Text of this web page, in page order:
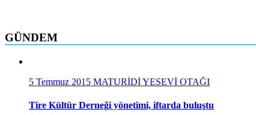
GÜNDEM
5 Temmuz 2015 MATURİDİ YESEVİ OTAĞI
Tire Kültür Derneği yönetimi, iftarda buluştu